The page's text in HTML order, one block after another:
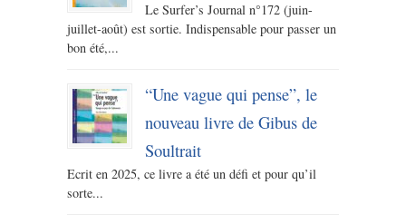
Le Surfer’s Journal n°172 (juin-
juillet-août) est sortie. Indispensable pour passer un
bon été,...
“Une vague qui pense”, le
nouveau livre de Gibus de
Soultrait
Ecrit en 2025, ce livre a été un défi et pour qu’il
sorte...